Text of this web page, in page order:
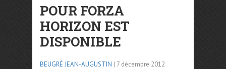
POUR FORZA
HORIZON EST
DISPONIBLE
BEUGRÉ JEAN-AUGUSTIN | 7 décembre 2012